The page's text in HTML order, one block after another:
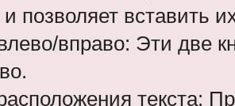
позволяет вставить
вправо: Эти две
текста: